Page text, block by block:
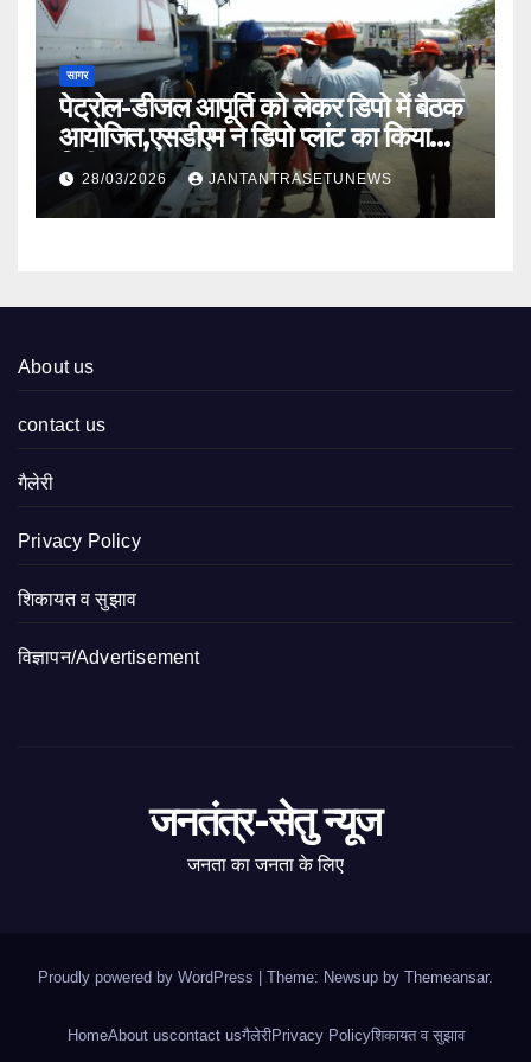
सागर
पेट्रोल-डीजल आपूर्ति को लेकर डिपो में बैठक
आयोजित,एसडीएम ने डिपो प्लांट का किया
निरीक्षण
28/03/2026 JANTANTRASETUNEWS
About us
contact us
गैलेरी
Privacy Policy
शिकायत व सुझाव
विज्ञापन/Advertisement
जनतंत्र-सेतु न्यूज
जनता का जनता के लिए
Proudly powered by WordPress Theme: Newsup by Themeansar.
HomeAbout uscontact usगैलेरीPrivacy Policyशिकायत व सुझाव